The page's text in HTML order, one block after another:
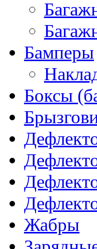
Бамперы
Боксы
Жабры